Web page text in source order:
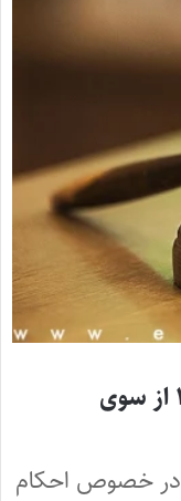
نحوه درخواست اعمال ماده ۴۷۷ از سوی
نحوه درخواست اعمال ماده ۴۷۷ در خصوص احکام